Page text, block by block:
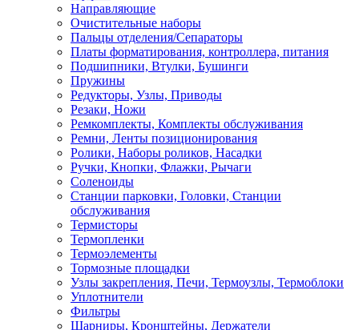
Направляющие
Очистительные наборы
Пальцы отделения/Сепараторы
Платы форматирования, контроллера, питания
Подшипники, Втулки, Бушинги
Пружины
Редукторы, Узлы, Приводы
Резаки, Ножи
Ремкомплекты, Комплекты обслуживания
Ремни, Ленты позиционирования
Ролики, Наборы роликов, Насадки
Ручки, Кнопки, Флажки, Рычаги
Соленоиды
Станции парковки, Головки, Станции
обслуживания
Термисторы
Термопленки
Термоэлементы
Тормозные площадки
Узлы закрепления, Печи, Термоузлы, Термоблоки
Уплотнители
Фильтры
Шарниры, Кронштейны, Держатели